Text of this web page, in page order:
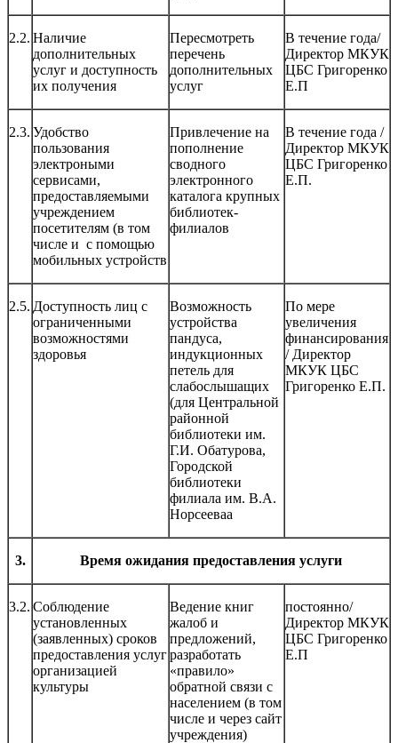
2.2. Наличие
дополнительных
услуг и доступность
их получения
Пересмотреть
перечень
дополнительных
услуг
В течение года/
Директор МКУК
ЦБС Григоренко
Е.П
2.3. Удобство
пользования
электроными
сервисами,
предоставляемыми
учреждением
посетителям (в том
числе и с помощью
мобильных устройств
Привлечение на
пополнение
сводного
электронного
каталога крупных
библиотек-
филиалов
В течение года /
Директор МКУК
ЦБС Григоренко
Е.П.
2.5. Доступность лиц с
ограниченными
возможностями
здоровья
Возможность
устройства
пандуса,
индукционных
петель для
слабослышащих
(для Центральной
районной
библиотеки им.
Г.И. Обатурова,
Городской
библиотеки
филиала им. В.А.
Норсееваа
По мере
увеличения
финансирования
/ Директор
МКУК ЦБС
Григоренко Е.П.
3. Время ожидания предоставления услуги
3.2. Соблюдение
установленных
(заявленных) сроков
предоставления услуг
организацией
культуры
Ведение книг
жалоб и
предложений,
разработать
«правило»
обратной связи с
населением (в том
числе и через сайт
учреждения)
постоянно/
Директор МКУК
ЦБС Григоренко
Е.П